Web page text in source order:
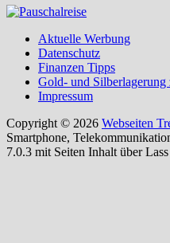
Aktuelle Werbung
Datenschutz
Finanzen Tipps
Gold- und
Impressum
Copyright © 2026 Webseiten
Smartphone,
7.0.3 mit Seiten Inhalt über